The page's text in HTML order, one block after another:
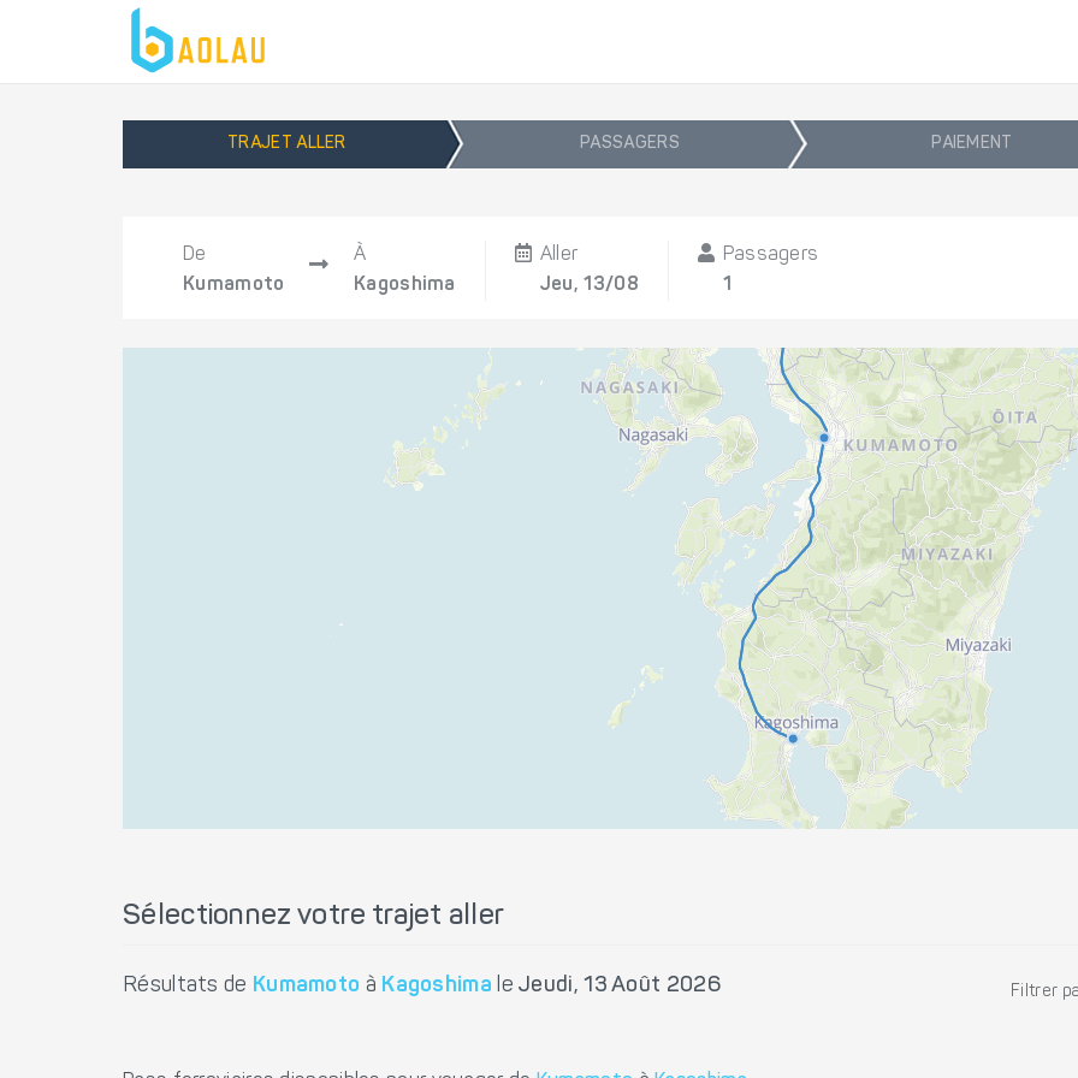
TRAJET ALLER PASSAGERS PAIEMENT
De
Kumamoto
À
Kagoshima
Aller
Jeu, 13/08
Passagers
1
Sélectionnez votre trajet aller
Résultats de Kumamoto à Kagoshima leJeudi, 13 Août 2026 Filtrer